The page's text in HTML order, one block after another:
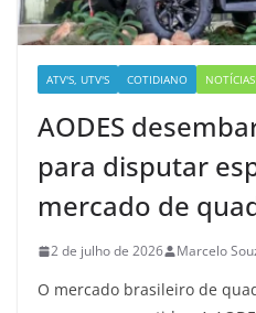
ATV'S, UTV'S COTIDIANO NOTÍCIAS
AODES
para disputar
mercado de
2 de julho de 2026 Marcelo
O mercado brasileiro de